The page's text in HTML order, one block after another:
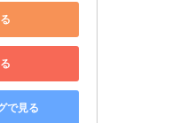
で見る